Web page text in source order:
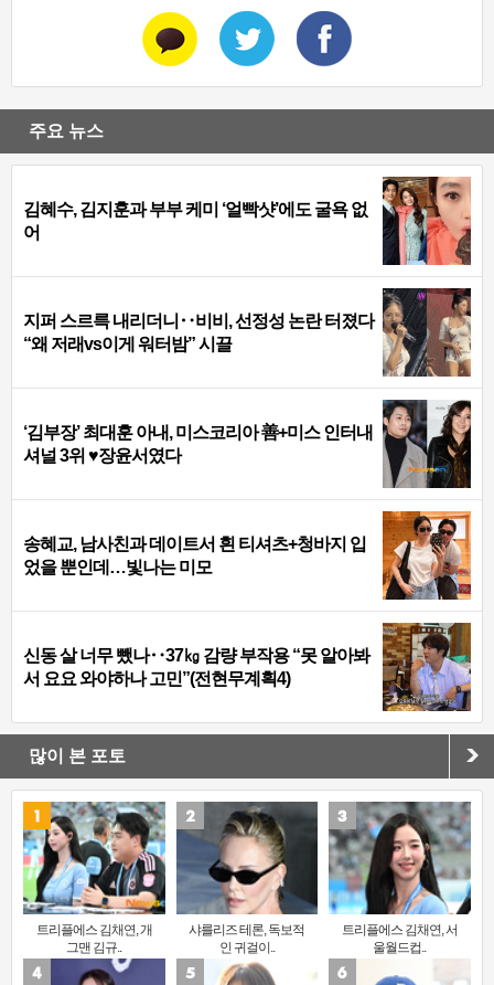
주요 뉴스
김혜수, 김지훈과 부부 케미 ‘얼빡샷’에도 굴욕 없
어
지퍼 스르륵 내리더니‥비비, 선정성 논란 터졌다
“왜 저래vs이게 워터밤” 시끌
‘김부장’ 최대훈 아내, 미스코리아 善+미스 인터내
셔널 3위 ♥장윤서였다
송혜교, 남사친과 데이트서 흰 티셔츠+청바지 입
었을 뿐인데…빛나는 미모
신동 살 너무 뺐나‥37㎏ 감량 부작용 “못 알아봐
서 요요 와야하나 고민”(전현무계획4)
많이 본 포토
트리플에스 김채연, 개
그맨 김규..
샤를리즈 테론, 독보적
인 귀걸이..
트리플에스 김채연, 서
울월드컵..